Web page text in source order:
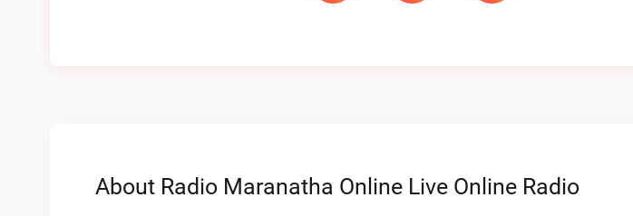
About Radio Maranatha Online Live Online Radio